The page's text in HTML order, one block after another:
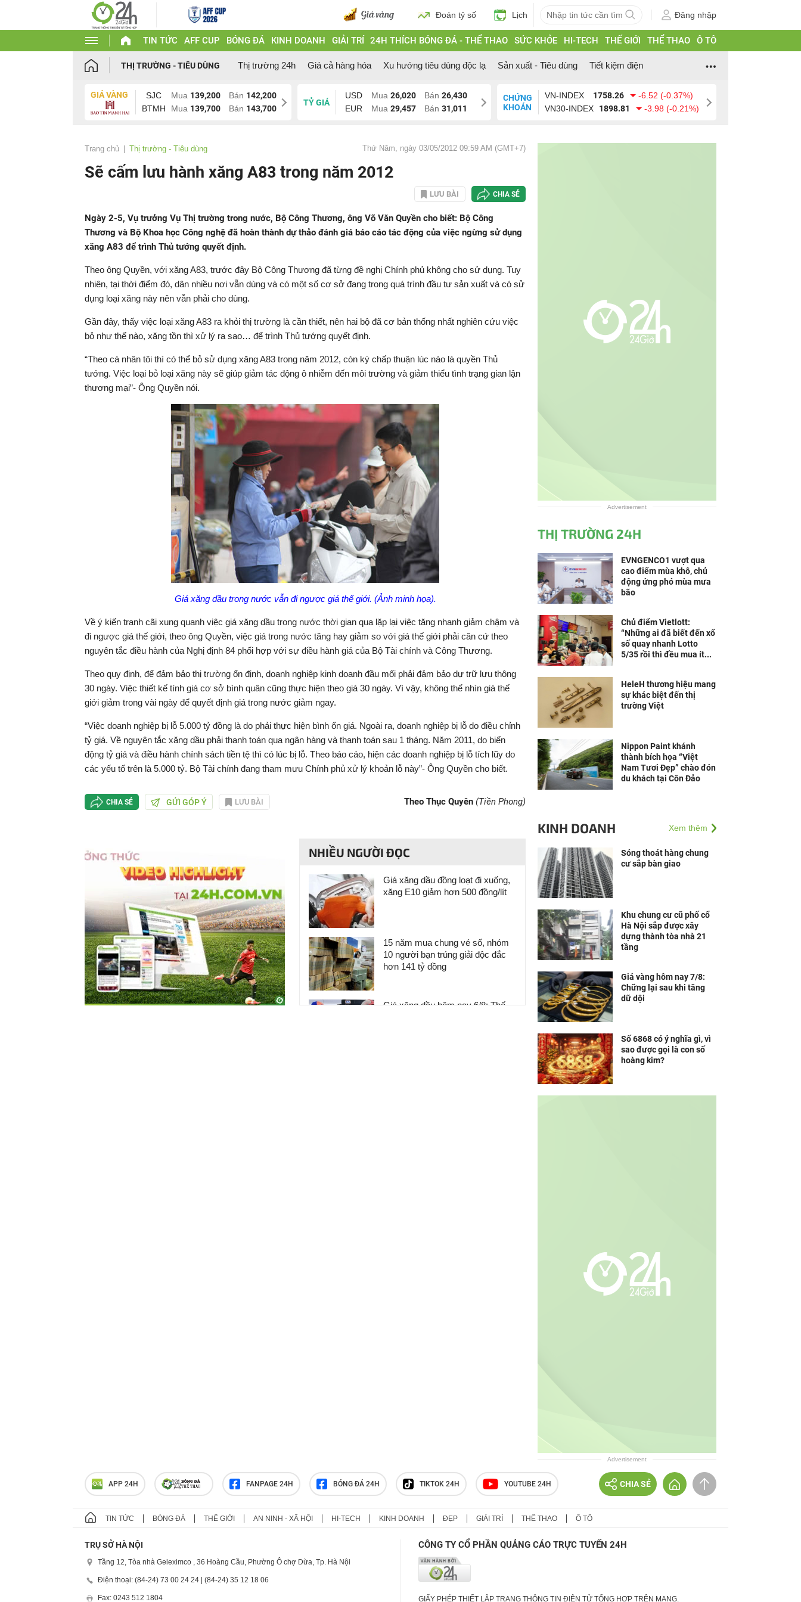
Đoán tỷ số Lịch Đăng nhập
TIN TỨC AFF CUP BÓNG ĐÁ KINH DOANH GIẢI TRÍ 24H THÍCH BÓNG ĐÁ - THỂ THAO SỨC KHỎE HI-TECH THẾ GIỚI THỂ THAO Ô TÔ
THỊ TRƯỜNG - TIÊU DÙNG Thị trường 24h Giá cả hàng hóa Xu hướng tiêu dùng độc lạ Sản xuất - Tiêu dùng Tiết kiệm điện
GIÁ VÀNG SJC Mua 139,200 Bán 142,200
BTMH
Mua 139,700 Bán 143,700
TỶ GIÁ
USD Mua 26,020 Bán 26,430
EUR
Mua 29,457 Bán 31,011
CHỨNG
KHOÁN
VN-INDEX 1758.26
-6.52 (-0.37%)
VN30-INDEX
1898.81 -3.98 (-0.21%)
Trang chủ Thị trường - Tiêu dùng Thứ Năm, ngày 03/05/2012 09:59 AM (GMT+7)
Sẽ cấm lưu hành xăng A83 trong năm 2012
LƯU BÀI CHIA SẺ
Ngày 2-5, Vụ trưởng Vụ Thị trường trong nước, Bộ Công Thương, ông Võ Văn Quyền cho biết: Bộ Công
Thương và Bộ Khoa học Công nghệ đã hoàn thành dự thảo đánh giá báo cáo tác động của việc ngừng sử dụng
xăng A83 để trình Thủ tướng quyết định.
Theo ông Quyền, với xăng A83, trước đây Bộ Công Thương đã từng đề nghị Chính phủ không cho sử dụng. Tuy
nhiên, tại thời điểm đó, dân nhiều nơi vẫn dùng và có một số cơ sở đang trong quá trình đầu tư sản xuất và có sử
dụng loại xăng này nên vẫn phải cho dùng.
Gần đây, thấy việc loại xăng A83 ra khỏi thị trường là cần thiết, nên hai bộ đã cơ bản thống nhất nghiên cứu việc
bỏ như thế nào, xăng tồn thì xử lý ra sao… để trình Thủ tướng quyết định.
“Theo cá nhân tôi thì có thể bỏ sử dụng xăng A83 trong năm 2012, còn ký chấp thuận lúc nào là quyền Thủ
tướng. Việc loại bỏ loại xăng này sẽ giúp giảm tác động ô nhiễm đến môi trường và giảm thiểu tình trạng gian lận
thương mại”- Ông Quyền nói.
Giá xăng dầu trong nước vẫn đi ngược giá thế giới. (Ảnh minh họa).
Về ý kiến tranh cãi xung quanh việc giá xăng dầu trong nước thời gian qua lặp lại việc tăng nhanh giảm chậm và
đi ngược giá thế giới, theo ông Quyền, việc giá trong nước tăng hay giảm so với giá thế giới phải căn cứ theo
nguyên tắc điều hành của Nghị định 84 phối hợp với sự điều hành giá của Bộ Tài chính và Công Thương.
Theo quy định, để đảm bảo thị trường ổn định, doanh nghiệp kinh doanh đầu mối phải đảm bảo dự trữ lưu thông
30 ngày. Việc thiết kế tính giá cơ sở bình quân cũng thực hiện theo giá 30 ngày. Vì vậy, không thể nhìn giá thế
giới giảm trong vài ngày để quyết định giá trong nước giảm ngay.
“Việc doanh nghiệp bị lỗ 5.000 tỷ đồng là do phải thực hiện bình ổn giá. Ngoài ra, doanh nghiệp bị lỗ do điều chỉnh
tỷ giá. Về nguyên tắc xăng dầu phải thanh toán qua ngân hàng và thanh toán sau 1 tháng. Năm 2011, do biến
động tỷ giá và điều hành chính sách tiền tệ thì có lúc bị lỗ. Theo báo cáo, hiện các doanh nghiệp bị lỗ tích lũy do
các yếu tố trên là 5.000 tỷ. Bộ Tài chính đang tham mưu Chính phủ xử lý khoản lỗ này”- Ông Quyền cho biết.
CHIA SẺ GỬI GÓP Ý LƯU BÀI Theo Thục Quyên (Tiền Phong)
NHIỀU NGƯỜI ĐỌC
Giá xăng dầu đồng loạt đi xuống,
xăng E10 giảm hơn 500 đồng/lít
15 năm mua chung vé số, nhóm
10 người bạn trúng giải độc đắc
hơn 141 tỷ đồng
Giá xăng dầu hôm nay 6/8: Thế
Advertisement
THỊ TRƯỜNG 24H
EVNGENCO1 vượt qua
cao điểm mùa khô, chủ
động ứng phó mùa mưa
bão
Chủ điểm Vietlott:
“Những ai đã biết đến xổ
số quay nhanh Lotto
5/35 rồi thì đều mua ít...
HeleH thương hiệu mang
sự khác biệt đến thị
trường Việt
Nippon Paint khánh
thành bích họa “Việt
Nam Tươi Đẹp” chào đón
du khách tại Côn Đảo
KINH DOANH Xem thêm
Sóng thoát hàng chung
cư sắp bàn giao
Khu chung cư cũ phố cổ
Hà Nội sắp được xây
dựng thành tòa nhà 21
tầng
Giá vàng hôm nay 7/8:
Chững lại sau khi tăng
dữ dội
Số 6868 có ý nghĩa gì, vì
sao được gọi là con số
hoàng kim?
Advertisement
APP 24H FANPAGE 24H BÓNG ĐÁ 24H TIKTOK 24H YOUTUBE 24H CHIA SẺ
TIN TỨC BÓNG ĐÁ THẾ GIỚI AN NINH - XÃ HỘI HI-TECH KINH DOANH ĐẸP GIẢI TRÍ THỂ THAO Ô TÔ
TRỤ SỞ HÀ NỘI
Tầng 12, Tòa nhà Geleximco , 36 Hoàng Cầu, Phường Ô chợ Dừa, Tp. Hà Nội
Điện thoại: (84-24) 73 00 24 24 | (84-24) 35 12 18 06
Fax: 0243 512 1804
CÔNG TY CỔ PHẦN QUẢNG CÁO TRỰC TUYẾN 24H
GIẤY PHÉP THIẾT LẬP TRANG THÔNG TIN ĐIỆN TỬ TỔNG HỢP TRÊN MẠNG.